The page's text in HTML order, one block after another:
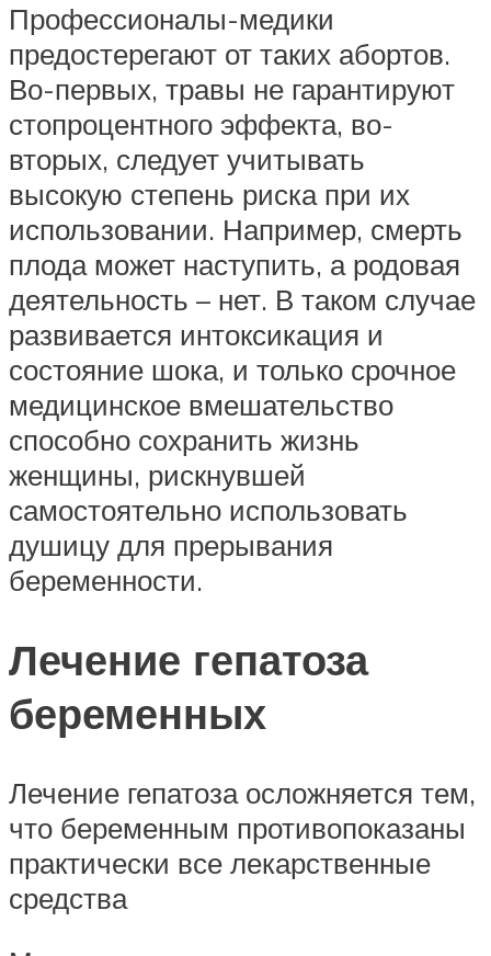
Профессионалы-медики
предостерегают от таких абортов.
Во-первых, травы не гарантируют
стопроцентного эффекта, во-
вторых, следует учитывать
высокую степень риска при их
использовании. Например, смерть
плода может наступить, а родовая
деятельность – нет. В таком случае
развивается интоксикация и
состояние шока, и только срочное
медицинское вмешательство
способно сохранить жизнь
женщины, рискнувшей
самостоятельно использовать
душицу для прерывания
беременности.
Лечение гепатоза
беременных
Лечение гепатоза осложняется тем,
что беременным противопоказаны
практически все лекарственные
средства